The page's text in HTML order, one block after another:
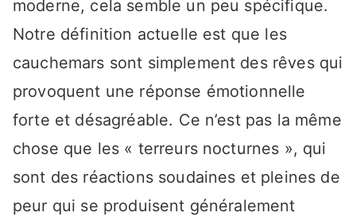
moderne, cela semble un peu spécifique.
Notre définition actuelle est que les
cauchemars sont simplement des rêves qui
provoquent une réponse émotionnelle
forte et désagréable. Ce n’est pas la même
chose que les « terreurs nocturnes », qui
sont des réactions soudaines et pleines de
peur qui se produisent généralement